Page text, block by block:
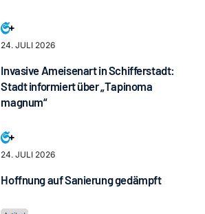
24. JULI 2026
Invasive Ameisenart in Schifferstadt:
Stadt informiert über „Tapinoma
magnum“
24. JULI 2026
Hoffnung auf Sanierung gedämpft